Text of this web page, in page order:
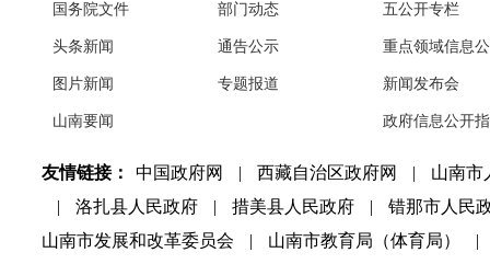
国务院文件
头条新闻
图片新闻
山南要闻
部门动态
通告公示
专题报道
五公开专栏
重点领域信息
新闻发布会
政府信息公开
友情链接： 中国政府网 | 西藏自治区政府网 |
山南市
|
洛扎县人民政府 | 措美县人民政府 |
错那市人民
山南市发展和改革委员会
| 山南市教育局（体育局）
|